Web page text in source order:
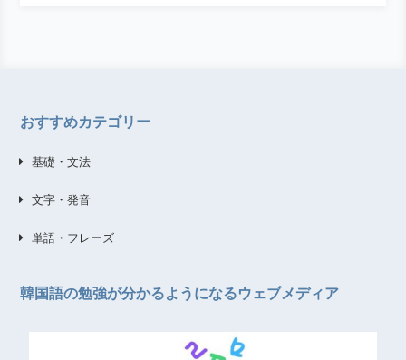
おすすめカテゴリー
基礎・文法
文字・発音
単語・フレーズ
韓国語の勉強が分かるようになるウェブメディア